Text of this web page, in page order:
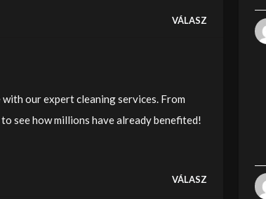
VÁLASZ
our expert cleaning services. From
see how millions have already benefited!
VÁLASZ